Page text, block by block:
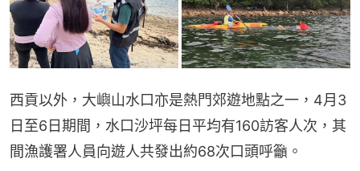
西貢以外，大嶼山水口亦是熱門郊遊地點之一，4月3
日至6日期間，水口沙坪每日平均有160訪客人次，其
間漁護署人員向遊人共發出約68次口頭呼籲。